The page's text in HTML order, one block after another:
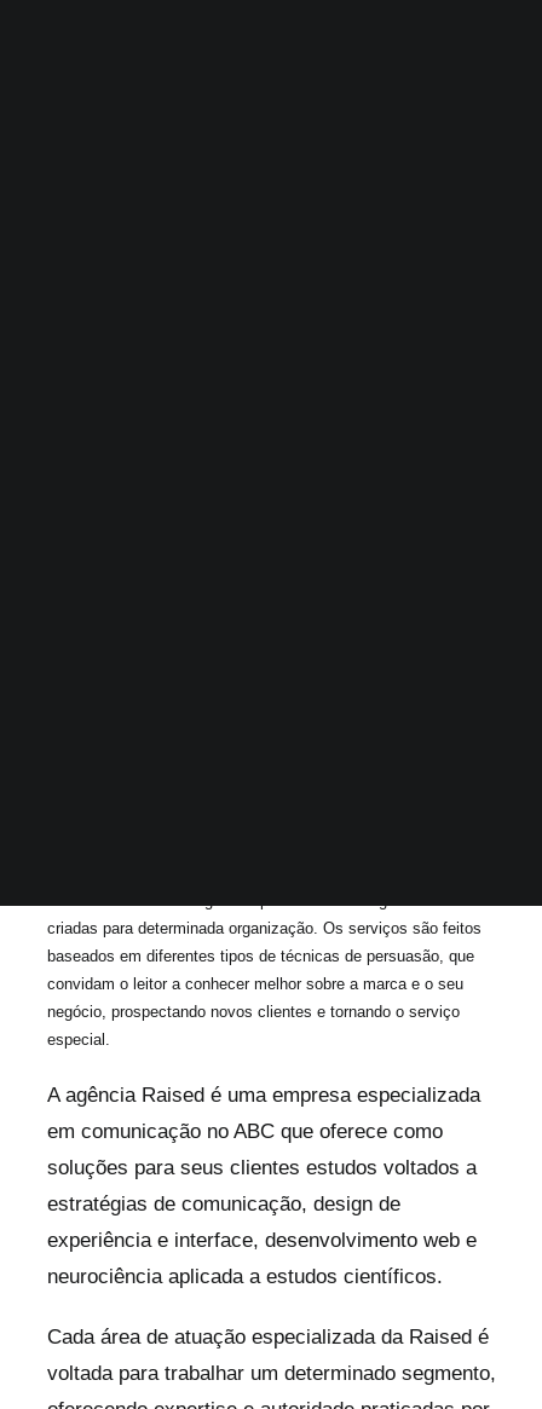
criadas para determinada organização. Os serviços são feitos
baseados em diferentes tipos de técnicas de persuasão, que
convidam o leitor a conhecer melhor sobre a marca e o seu
negócio, prospectando novos clientes e tornando o serviço
especial.
A agência Raised é uma empresa especializada
em comunicação no ABC que oferece como
soluções para seus clientes estudos voltados a
estratégias de comunicação, design de
experiência e interface, desenvolvimento web e
neurociência aplicada a estudos científicos.
Cada área de atuação especializada da Raised é
voltada para trabalhar um determinado segmento,